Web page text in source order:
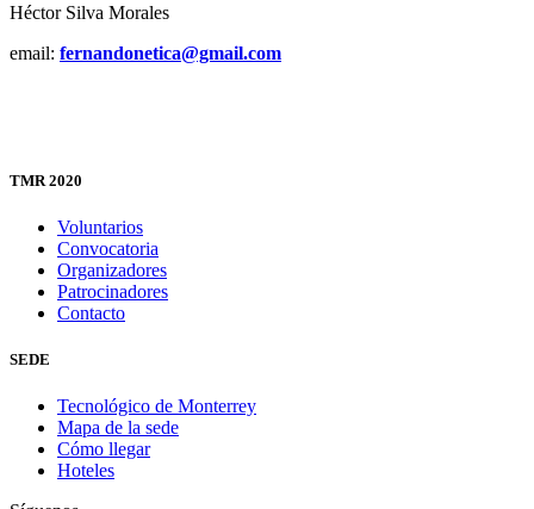
Héctor Silva Morales
email: fernandonetica@gmail.com
TMR 2020
Voluntarios
Convocatoria
Organizadores
Patrocinadores
Contacto
SEDE
Tecnológico de Monterrey
Mapa de la sede
Cómo llegar
Hoteles